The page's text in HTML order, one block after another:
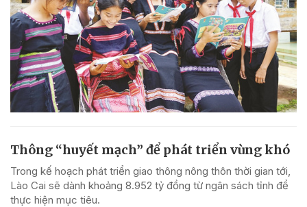
Thông “huyết mạch” để phát triển vùng khó
Trong kế hoạch phát triển giao thông nông thôn thời gian tới,
Lào Cai sẽ dành khoảng 8.952 tỷ đồng từ ngân sách tỉnh để
thực hiện mục tiêu.